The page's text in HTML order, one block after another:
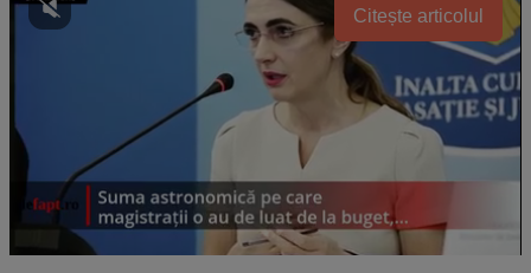
Citește articolul